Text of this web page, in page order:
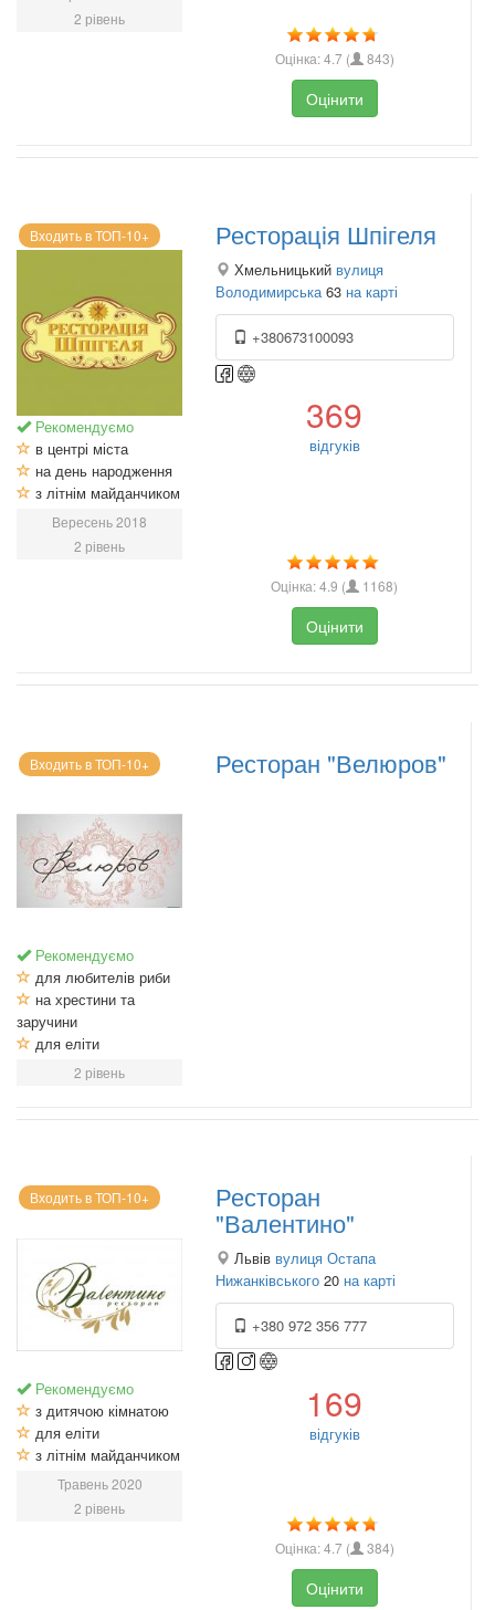
2 рівень
Оцінка:4.7 ( 843)
Оцінити
Входить в ТОП-10+
Рекомендуємо
в центрі міста
на день народження
з літнім майданчиком
Вересень 2018
2 рівень
Ресторація Шпігеля
Хмельницький вулиця
Володимирська63 на карті
+380673100093
369
відгуків
Оцінка:4.9 ( 1168)
Оцінити
Входить в ТОП-10+
Рекомендуємо
для любителів риби
на хрестини та
заручини
для еліти
2 рівень
Ресторан "Велюров"
Входить в ТОП-10+
Рекомендуємо
з дитячою кімнатою
для еліти
з літнім майданчиком
Травень 2020
2 рівень
Ресторан
"Валентино"
Львів вулиця Остапа
Нижанківського 20 на карті
+380 972 356 777
169
відгуків
Оцінка:4.7 ( 384)
Оцінити